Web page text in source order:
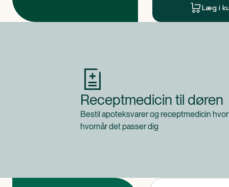
Læg i
Receptmedicin til døren
Bestil apoteksvarer og receptmedicin
hvornår det passer dig